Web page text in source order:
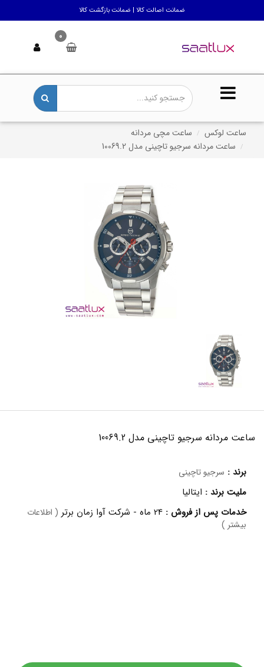
ضمانت اصالت کالا | ضمانت بازگشت کالا
0
ساعت لوکس
ساعت مچی مردانه
ساعت مردانه سرجیو تاچینی مدل 10069.2
ساعت مردانه سرجیو تاچینی مدل 10069.2
برند : سرجیو تاچینی
ملیت برند : ایتالیا
خدمات پس از فروش : 24 ماه - شرکت آوا زمان برتر ( اطلاعات
بیشتر )